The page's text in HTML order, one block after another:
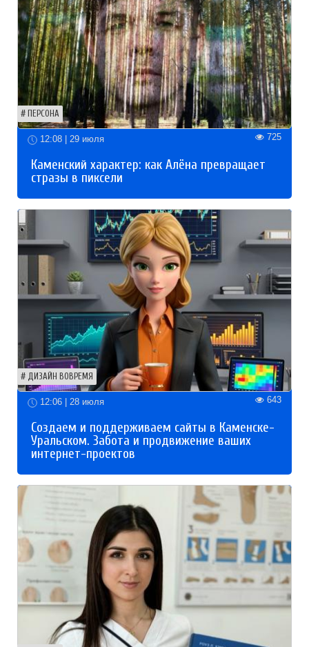
ПЕРСОНА
12:08 | 29 июля 725
Каменский характер: как Алёна превращает
стразы в пиксели
ДИЗАЙН ВОВРЕМЯ
12:06 | 28 июля 643
Создаем и поддерживаем сайты в Каменске-
Уральском. Забота и продвижение ваших
интернет-проектов